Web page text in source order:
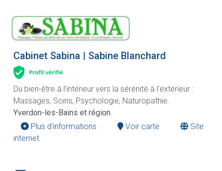
Cabinet Sabina | Sabine Blanchard
Du bien-être à l'intérieur vers la sérénité à l'extérieur :
Massages, Soins, Psychologie, Naturopathie.
Yverdon-les-Bains et région
Plus d'informations
Voir carte
Site
internet